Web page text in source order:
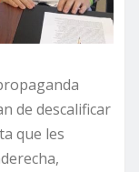
de descalificar
que les